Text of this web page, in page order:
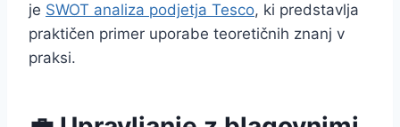
je SWOT analiza podjetja Tesco, ki predstavlja
praktičen primer uporabe teoretičnih znanj v
praksi.